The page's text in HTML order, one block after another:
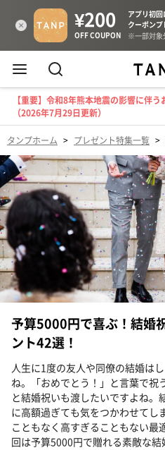
【重要】令和8年熊本地震の影響に伴
（2026年7月29日更新）
タンプホーム > プレゼント特集一覧 >
予算5000円で喜ぶ！結婚
ント42選！
人生に1度の友人や同僚の結婚は
ね。「おめでとう！」と言葉で祝
と結婚祝いも渡したいですよね。
に高額過ぎても気をつかわせてし
こともなく高すぎることもない最
回は予算5000円で贈れる素敵な結